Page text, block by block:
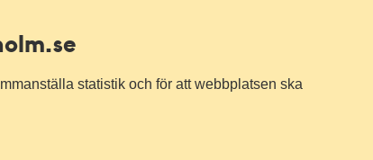
statistik och för att webbplatsen ska